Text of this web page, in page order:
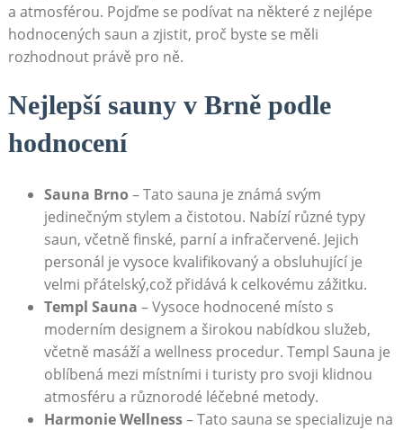
a atmosférou. Pojďme se podívat na některé z nejlépe
hodnocených saun a zjistit, proč byste se měli
rozhodnout právě pro ně.
Nejlepší sauny v Brně podle
hodnocení
Sauna Brno – Tato sauna je známá svým
jedinečným stylem a čistotou. Nabízí různé typy
saun, včetně finské, parní a infračervené. Jejich
personál je vysoce kvalifikovaný a obsluhující je
velmi přátelský,což přidává k celkovému zážitku.
Templ Sauna – Vysoce hodnocené místo s
moderním designem a širokou nabídkou služeb,
včetně masáží a wellness procedur. Templ Sauna je
oblíbená mezi místními i turisty pro svoji klidnou
atmosféru a různorodé léčebné metody.
Harmonie Wellness– Tato sauna se specializuje na